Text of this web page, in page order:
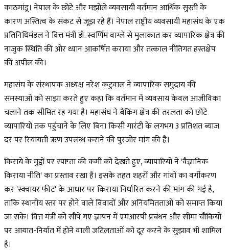
काठमांडू। नेपाल के छोटे और मझोले व्यवसायी वर्तमान आर्थिक सुस्ती के
कारण अस्तित्व के संकट से जूझ रहे हैं। नेपाल राष्ट्रीय व्यवसायी महासंघ के एक
प्रतिनिधिमंडल ने वित्त मंत्री डॉ. स्वर्णिम वाग्ले से मुलाकात कर व्यापारिक क्षेत्र की
नाजुक स्थिति की ओर ध्यान आकर्षित कराया और तत्काल नीतिगत हस्तक्षेप
की अपील की।
महासंघ के संस्थापक अध्यक्ष नरेश कटुवाल ने व्यापारिक समुदाय की
समस्याओं को साझा करते हुए कहा कि वर्तमान में व्यवसाय केवल आजीविका
चलाने तक सीमित रह गया है। महासंघ ने बैंकिंग क्षेत्र की तरलता को छोटे
व्यापारियों तक पहुंचाने के लिए बिना किसी गारंटी के लगभग 3 प्रतिशत ब्याज
दर पर रियायती ऋण उपलब्ध कराने की पुरजोर मांग की है।
किराये के मुद्दों पर स्पष्टता की कमी को देखते हुए, व्यापारियों ने 'वैज्ञानिक
किराया नीति' का प्रस्ताव रखा है। इसके तहत शहरों और गांवों का वर्गीकरण
कर 'स्क्वायर फीट' के आधार पर किराया निर्धारित करने की मांग की गई है,
ताकि स्थानीय स्तर पर होने वाले विवादों और अनियमितताओं को समाप्त किया
जा सके। वित्त मंत्री को सौंपे गए ज्ञापन में एमआरपी प्रबंधन और सीमा चौकियों
पर आयात-निर्यात में होने वाली जटिलताओं को दूर करने के सुझाव भी शामिल
हैं।